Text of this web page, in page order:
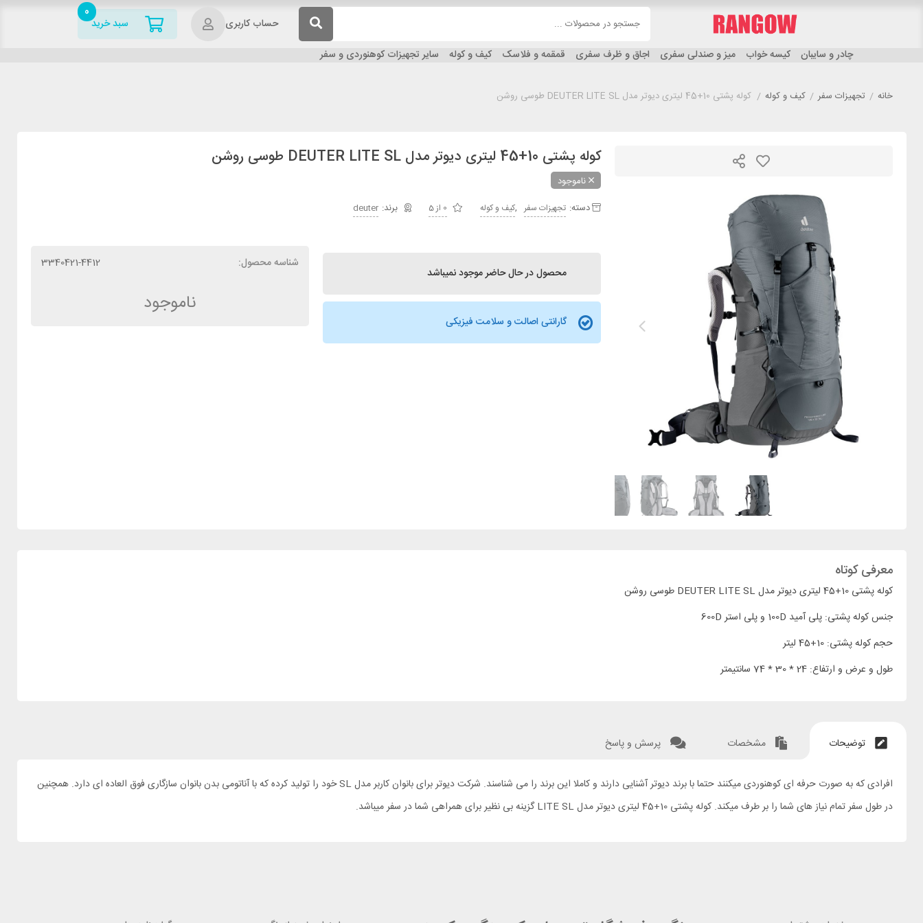
حساب کاربری سبد خرید
0
چادر و سایبان کیسه خواب میز و صندلی سفری اجاق و ظرف سفری قمقمه و فلاسک کیف و کوله سایر تجهیزات کوهنوردی و سفر
خانه / تجهیزات سفر / کیف و کوله / کوله پشتی 10+45 لیتری دیوتر مدل DEUTER LITE SL طوسی روشن
کوله پشتی 10+45 لیتری دیوتر مدل DEUTER LITE SL طوسی روشن
ناموجود
دسته: تجهیزات سفر ,کیف و کوله 0 از 5 deuter
محصول در حال حاضر موجود نمیباشد
گارانتی اصالت و سلامت فیزیکی
شناسه محصول: 3340421-4412
ناموجود
معرفی کوتاه
کوله پشتی 10+45 لیتری دیوتر مدل DEUTER LITE SL طوسی روشن
جنس کوله پشتی: پلی آمید 100D و پلی استر 600D
حجم کوله پشتی: 10+45 لیتر
طول و عرض و ارتفاع: 24 * 30 * 74 سانتیمتر
توضیحات مشخصات پرسش و پاسخ
افرادی که به صورت حرفه ای کوهنوردی میکنند حتما با برند دیوتر آشنایی دارند و کاملا این برند را می شناسند. شرکت دیوتر برای بانوان کاربر مدل SL خود را تولید کرده که با آناتومی بدن بانوان سازگاری فوق العاده ای دارد. همچنین
در طول سفر تمام نیاز های شما را بر طرف میکند. کوله پشتی 10+45 لیتری دیوتر مدل LITE SL گزینه بی نظیر برای همراهی شما در سفر میباشد.